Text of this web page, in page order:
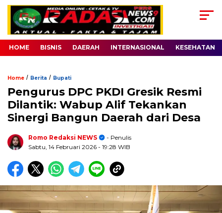
HOME BISNIS DAERAH INTERNASIONAL KESEHATAN
Home / Berita / Bupati
Pengurus DPC PKDI Gresik Resmi
Dilantik: Wabup Alif Tekankan
Sinergi Bangun Daerah dari Desa
Romo Redaksi NEWS
- Penulis
Sabtu, 14 Februari 2026 - 19:28 WIB